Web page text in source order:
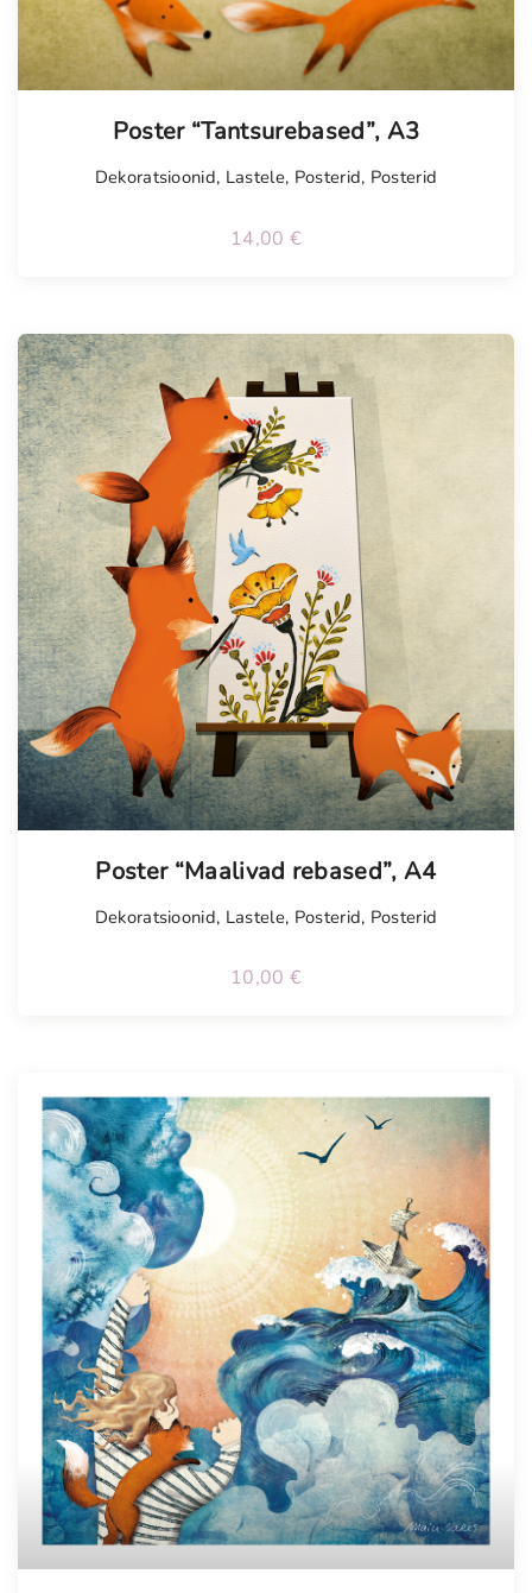
Poster “Tantsurebased”, A3
Dekoratsioonid, Lastele, Posterid, Posterid
14,00 €
Poster “Maalivad rebased”, A4
Dekoratsioonid, Lastele, Posterid, Posterid
10,00 €